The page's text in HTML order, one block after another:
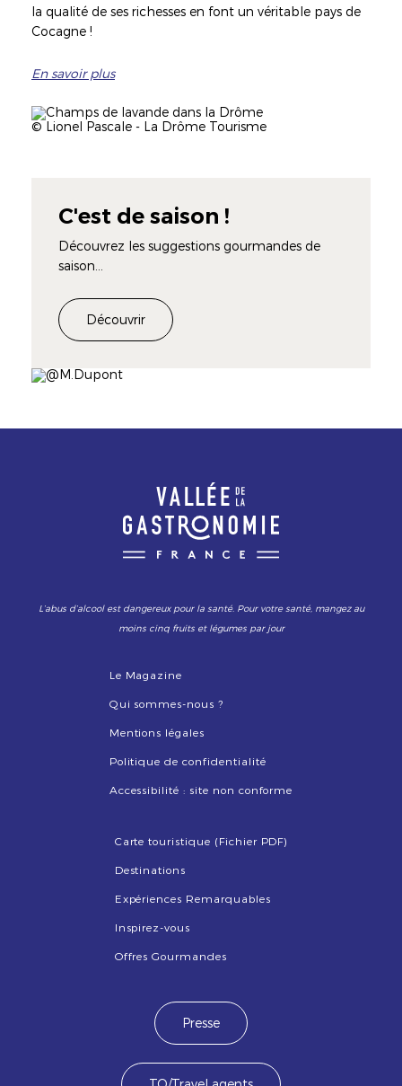
la qualité de ses richesses en font un véritable pays de
Cocagne !
En savoir plus
Illustration
Image
Légende
© Lionel Pascale - La Drôme Tourisme
C'est de saison !
Découvrez les suggestions gourmandes de
saison...
Découvrir
Image
L’abus d’alcool est dangereux pour la santé. Pour votre santé, mangez au
moins cinq fruits et légumes par jour
Le Magazine
Qui sommes-nous ?
Mentions légales
Politique de confidentialité
Accessibilité : site non conforme
Carte touristique (Fichier PDF)
Destinations
Expériences Remarquables
Inspirez-vous
Offres Gourmandes
Presse